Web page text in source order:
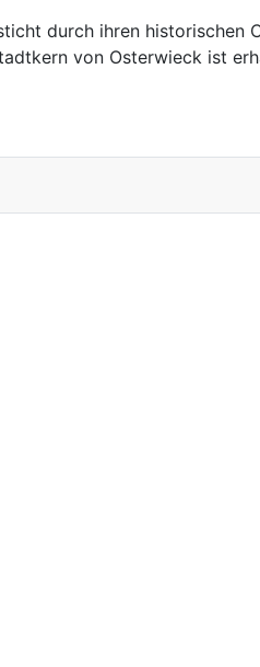
durch ihren historischen
von Osterwieck ist